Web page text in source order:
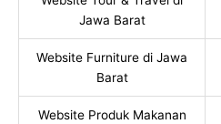
Jawa Barat
Website Furniture di Jawa
Barat
Website Produk Makanan